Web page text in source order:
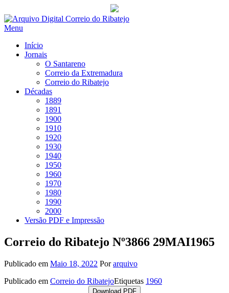
Saltar
para
Menu
Início
Jornais
O Santareno
Correio da Extremadura
Correio do Ribatejo
Décadas
1889
1891
1900
1910
1920
1930
1940
1950
1960
1970
1980
1990
2000
Versão PDF e Impressão
Correio do Ribatejo Nº3866 29MAI1965
Publicado em Maio 18, 2022 Porarquivo
Publicado em Correio do RibatejoEtiquetas 1960
Download PDF